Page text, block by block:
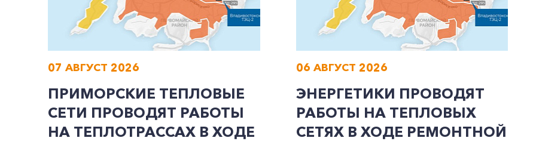
07 АВГУСТ 2026
ПРИМОРСКИЕ ТЕПЛОВЫЕ
СЕТИ ПРОВОДЯТ РАБОТЫ
НА ТЕПЛОТРАССАХ В ХОДЕ
06 АВГУСТ 2026
ЭНЕРГЕТИКИ ПРОВОДЯТ
РАБОТЫ НА ТЕПЛОВЫХ
СЕТЯХ В ХОДЕ РЕМОНТНОЙ